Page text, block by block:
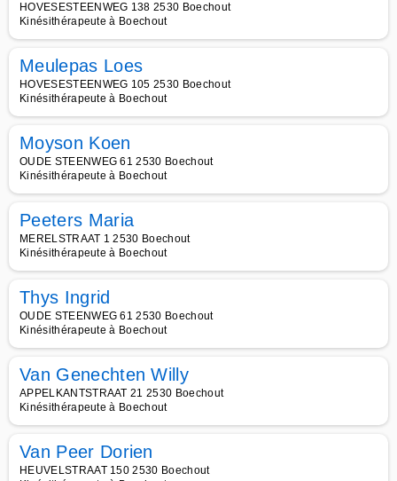
HOVESESTEENWEG 138 2530 Boechout
Kinésithérapeute à Boechout
Meulepas Loes
HOVESESTEENWEG 105 2530 Boechout
Kinésithérapeute à Boechout
Moyson Koen
OUDE STEENWEG 61 2530 Boechout
Kinésithérapeute à Boechout
Peeters Maria
MERELSTRAAT 1 2530 Boechout
Kinésithérapeute à Boechout
Thys Ingrid
OUDE STEENWEG 61 2530 Boechout
Kinésithérapeute à Boechout
Van Genechten Willy
APPELKANTSTRAAT 21 2530 Boechout
Kinésithérapeute à Boechout
Van Peer Dorien
HEUVELSTRAAT 150 2530 Boechout